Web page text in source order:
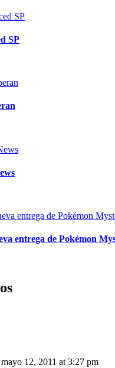
SP
entrega de Pokémon
12, 2011 at 3:27 pm